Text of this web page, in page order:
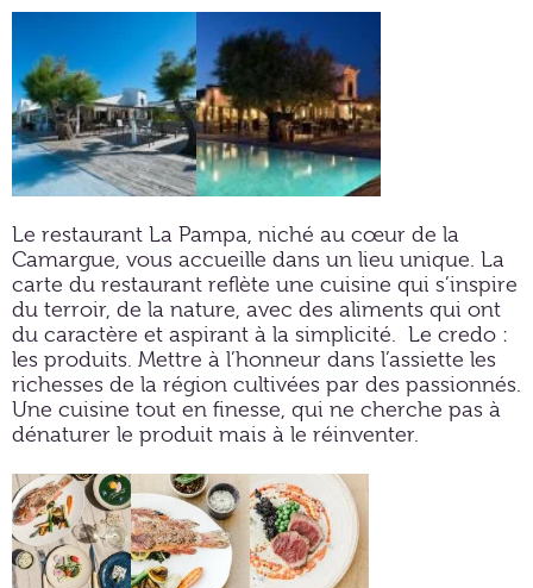
Le restaurant La Pampa, niché au cœur de la
Camargue, vous accueille dans un lieu unique. La
carte du restaurant reflète une cuisine qui s’inspire
du terroir, de la nature, avec des aliments qui ont
du caractère et aspirant à la simplicité. Le credo :
les produits. Mettre à l’honneur dans l’assiette les
richesses de la région cultivées par des passionnés.
Une cuisine tout en finesse, qui ne cherche pas à
dénaturer le produit mais à le réinventer.